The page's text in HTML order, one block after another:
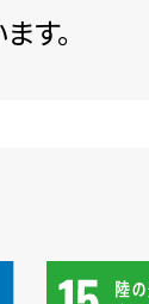
す。